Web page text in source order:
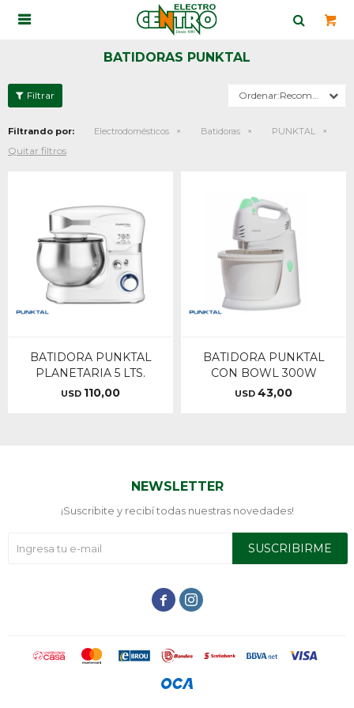

BATIDORAS PUNKTAL
Recomendados
Filtrando por: Electrodomésticos Batidoras PUNKTAL
Quitar filtros
BATIDORA PUNKTAL
PLANETARIA 5 LTS.
USD 110,00
BATIDORA PUNKTAL
CON BOWL 300W
USD 43,00
NEWSLETTER
¡Suscribite y recibí todas nuestras novedades!
SUSCRIBIRME
 